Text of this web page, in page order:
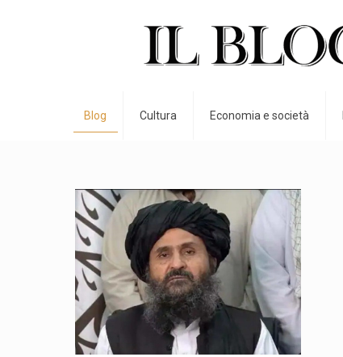
Blog Cultura Economia e società